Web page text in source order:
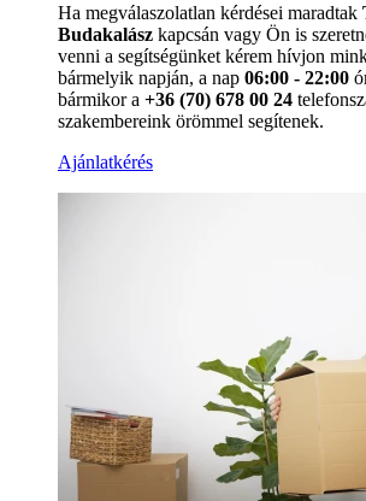
Ha megválaszolatlan kérdései maradtak
Budakalász kapcsán vagy Ön is
venni a segítségünket kérem hívjon
bármelyik napján, a nap 06:00 - 22:00
bármikor a +36 (70) 678 00 24
szakembereink örömmel segítenek.
Ajánlatkérés